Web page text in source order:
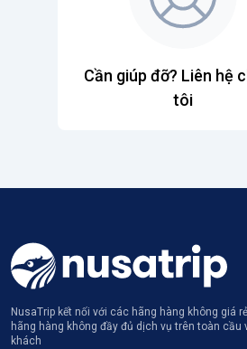
Cần giúp đỡ? Liên hệ
tôi
NusaTrip kết nối với các hãng hàng không giá
hãng hàng không đầy đủ dịch vụ trên toàn cầu
khách